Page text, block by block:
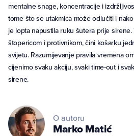
mentalne snage, koncentracije i
tome što se utakmica može odlučiti i
je lopta napustila ruku šutera prije
štopericom i protivnikom, čini košarku
svijetu. Razumijevanje pravila vremena
cijenimo svaku akciju, svaki time-out i
sirene.
O autoru
MarkoMatić